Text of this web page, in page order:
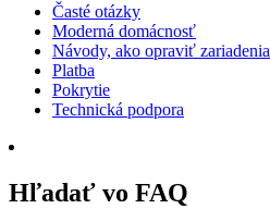
Časté otázky
Moderná domácnosť
Návody, ako opraviť zariadenia
Platba
Pokrytie
Technická podpora
Hľadať vo FAQ